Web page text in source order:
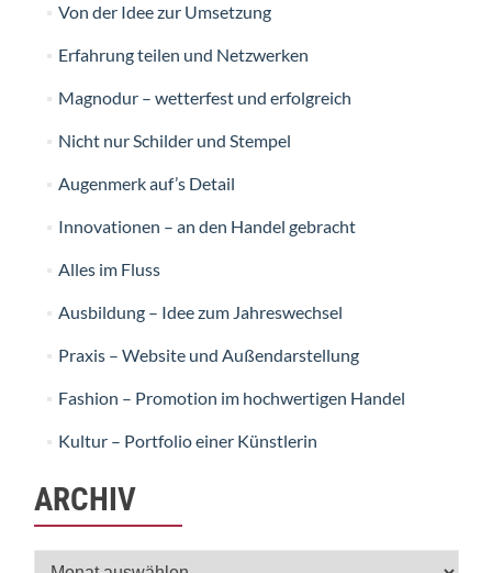
Von der Idee zur Umsetzung
Erfahrung teilen und Netzwerken
Magnodur – wetterfest und erfolgreich
Nicht nur Schilder und Stempel
Augenmerk auf’s Detail
Innovationen – an den Handel gebracht
Alles im Fluss
Ausbildung – Idee zum Jahreswechsel
Praxis – Website und Außendarstellung
Fashion – Promotion im hochwertigen Handel
Kultur – Portfolio einer Künstlerin
ARCHIV
Archiv